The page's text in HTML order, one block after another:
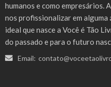
humanos e como empresários.
nos profissionalizar em alguma
ideal que nasce a Você é Tão
do passado e para o futuro
Email: